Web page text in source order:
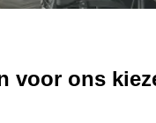
voor ons